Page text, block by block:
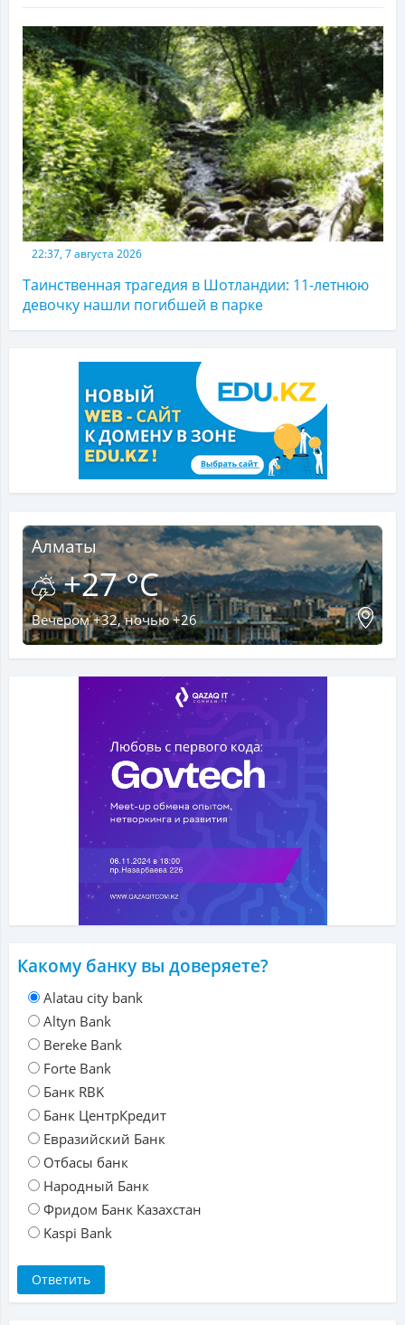
22:37, 7 августа 2026
Таинственная трагедия в Шотландии: 11-летнюю
девочку нашли погибшей в парке
Алматы
+27 °C
Вечером +32, ночью +26
Какому банку вы доверяете?
Alatau city bank
Altyn Bank
Bereke Bank
Forte Bank
Банк RBK
Банк ЦентрКредит
Евразийский Банк
Отбасы банк
Народный Банк
Фридом Банк Казахстан
Kaspi Bank